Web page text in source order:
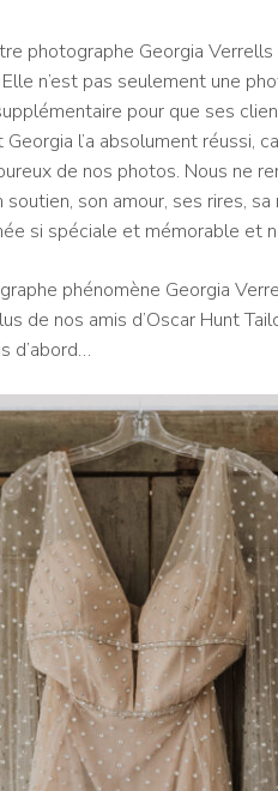
photographe Georgia Verrells
Elle n’est pas seulement une
pour que ses
l’a absolument réussi,
de nos photos. Nous ne
son amour, ses rires,
si spéciale et mémorable et
phénomène Georgia
de nos amis d’Oscar Hunt
d’abord…